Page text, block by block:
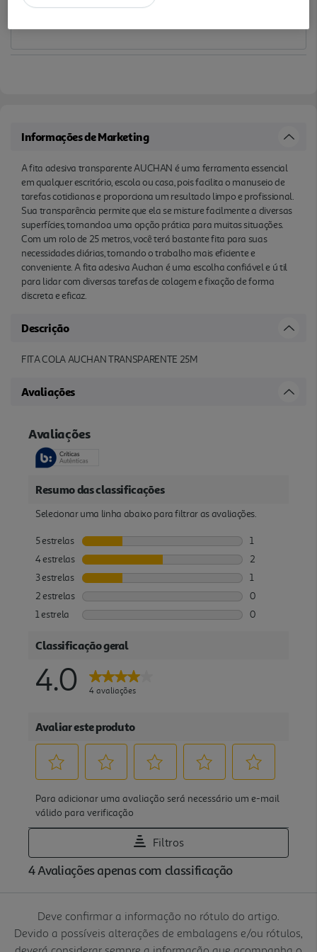
fixação de forma discreta e eficaz.
Informações de Marketing
A fita adesiva transparente AUCHAN é uma ferramenta essencial
em qualquer escritório, escola ou casa, pois facilita o manuseio de
tarefas cotidianas e proporciona um resultado limpo e profissional.
Sua transparência permite que ela se misture facilmente a diversas
superfícies, tornandoa uma opção prática para muitas situações.
Com um rolo de 25 metros, você terá bastante fita para suas
necessidades diárias, tornando o trabalho mais eficiente e
conveniente. A fita adesiva Auchan é uma escolha confiável e ú til
para lidar com diversas tarefas de colagem e fixação de forma
discreta e eficaz.
Descrição
FITA COLA AUCHAN TRANSPARENTE 25M
Avaliações
Deve confirmar a informação no rótulo do artigo.
Devido a possíveis alterações de embalagens e/ou rótulos,